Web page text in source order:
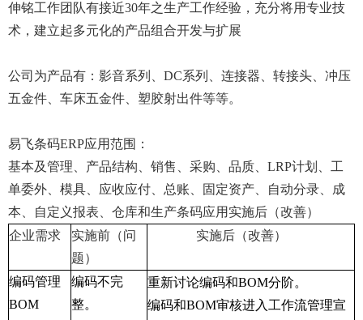
伸铭工作团队有接近30年之生产工作经验，充分将用专业技
术，建立起多元化的产品组合开发与扩展
公司为产品有：影音系列、DC系列、连接器、转接头、冲压
五金件、车床五金件、塑胶射出件等等。
易飞条码ERP应用范围：
基本及管理、产品结构、销售、采购、品质、LRP计划、工
单委外、模具、应收应付、总账、固定资产、自动分录、成
本、自定义报表、仓库和生产条码应用实施后（改善）
企业需求
实施前（问
题）
实施后（改善）
编码管理
BOM
编码不完
整。
重新讨论编码和BOM分阶。
编码和BOM审核进入工作流管理宣